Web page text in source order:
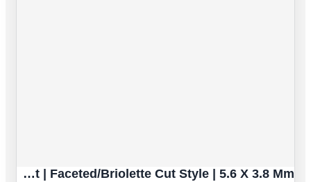
Intense Blue Sapphire Natural Gemstone | 5pc 3.82 Carat | Faceted/Briolette Cut Style | 5.6 X 3.8 Mm